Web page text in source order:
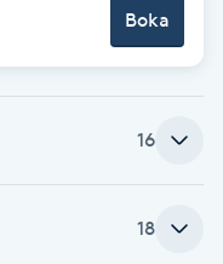
Boka
16
18